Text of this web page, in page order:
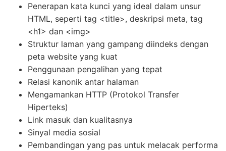
Penerapan kata kunci yang ideal dalam unsur
HTML, seperti tag <title>, deskripsi meta, tag
<h1> dan <img>
Struktur laman yang gampang diindeks dengan
peta website yang kuat
Penggunaan pengalihan yang tepat
Relasi kanonik antar halaman
Mengamankan HTTP (Protokol Transfer
Hiperteks)
Link masuk dan kualitasnya
Sinyal media sosial
Pembandingan yang pas untuk melacak performa